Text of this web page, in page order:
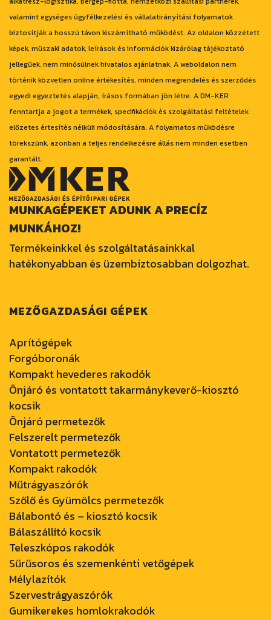
valamint egységes ügyfélkezelési és vállalatirányítási folyamatok
biztosítják a hosszú távon kiszámítható működést. Az oldalon közzétett
képek, műszaki adatok, leírások és információk kizárólag tájékoztató
jellegűek, nem minősülnek hivatalos ajánlatnak. A weboldalon nem
történik közvetlen online értékesítés, minden megrendelés és szerződés
egyedi egyeztetés alapján, írásos formában jön létre. A DM-KER
fenntartja a jogot a termékek, specifikációk és szolgáltatási feltételek
előzetes értesítés nélküli módosítására. A folyamatos működésre
törekszünk, azonban a teljes rendelkezésre állás nem minden esetben
garantált.
MUNKAGÉPEKET ADUNK A PRECÍZ
MUNKÁHOZ!
Termékeinkkel és szolgáltatásainkkal
hatékonyabban és üzembiztosabban dolgozhat.
MEZŐGAZDASÁGI GÉPEK
Aprítógépek
Forgóboronák
Kompakt hevederes rakodók
Önjáró és vontatott takarmánykeverő-kiosztó
kocsik
Önjáró permetezők
Felszerelt permetezők
Vontatott permetezők
Kompakt rakodók
Műtrágyaszórók
Szőlő és Gyümölcs permetezők
Bálabontó és – kiosztó kocsik
Bálaszállító kocsik
Teleszkópos rakodók
Sűrűsoros és szemenkénti vetőgépek
Mélylazítók
Szervestrágyaszórók
Gumikerekes homlokrakodók